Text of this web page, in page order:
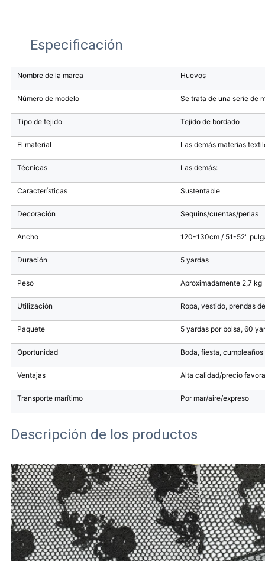
Especificación
Nombre de la marca Huevos
Número de modelo Se trata de una serie de
Tipo de tejido Tejido de bordado
El material Las demás materias
Técnicas Las demás:
Características Sustentable
Decoración Sequins/cuentas/perlas
Ancho 120-130cm / 51-52"
Duración 5 yardas
Peso Aproximadamente 2,7 kg
Utilización Ropa, vestido, prendas
Paquete 5 yardas por bolsa, 60
Oportunidad Boda, fiesta, cumpleaños
Ventajas Alta calidad/precio
Transporte marítimo Por mar/aire/expreso
Descripción de los productos